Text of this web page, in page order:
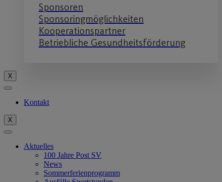
Sponsoren
Sponsoringmöglichkeiten
Kooperationspartner
Betriebliche Gesundheitsförderung
X
Kontakt
X
Aktuelles
100 Jahre Post SV
News
Sommerferienprogramm